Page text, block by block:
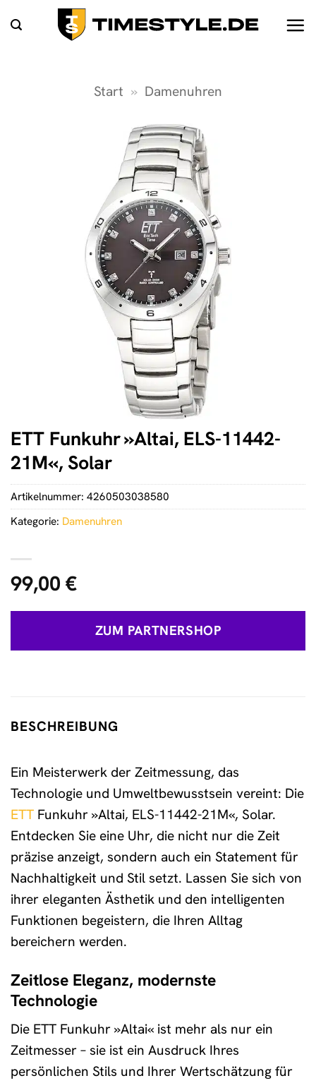
Inhalt
Start » Damenuhren
ETT Funkuhr »Altai, ELS-11442-
21M«, Solar
99,00 €
ZUM PARTNERSHOP
Artikelnummer: 4260503038580
Kategorie: Damenuhren
BESCHREIBUNG
Ein Meisterwerk der Zeitmessung, das
Technologie und Umweltbewusstsein vereint: Die
ETT Funkuhr »Altai, ELS-11442-21M«, Solar.
Entdecken Sie eine Uhr, die nicht nur die Zeit
präzise anzeigt, sondern auch ein Statement für
Nachhaltigkeit und Stil setzt. Lassen Sie sich von
ihrer eleganten Ästhetik und den intelligenten
Funktionen begeistern, die Ihren Alltag
bereichern werden.
Zeitlose Eleganz, modernste
Technologie
Die ETT Funkuhr »Altai« ist mehr als nur ein
Zeitmesser – sie ist ein Ausdruck Ihres
persönlichen Stils und Ihrer Wertschätzung für